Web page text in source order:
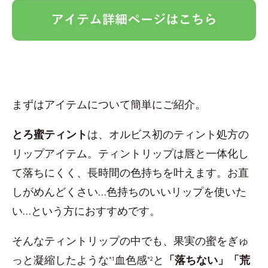
まずはアイテムについて簡単にご紹介。
とろ蜜ティントは、オルビス初のティント処方の
リップアイテム。ティントリップは唇と一体化し
て落ちにくく、長時間の色持ちを叶えます。お直
しがめんどくさい…色持ちのいいリップを使いた
い…という方におすすめです。
そんなティントリップの中でも、果実の蜜をぎゅ
っと凝縮したような*1 血色感*2 と 「落ちない」「荒